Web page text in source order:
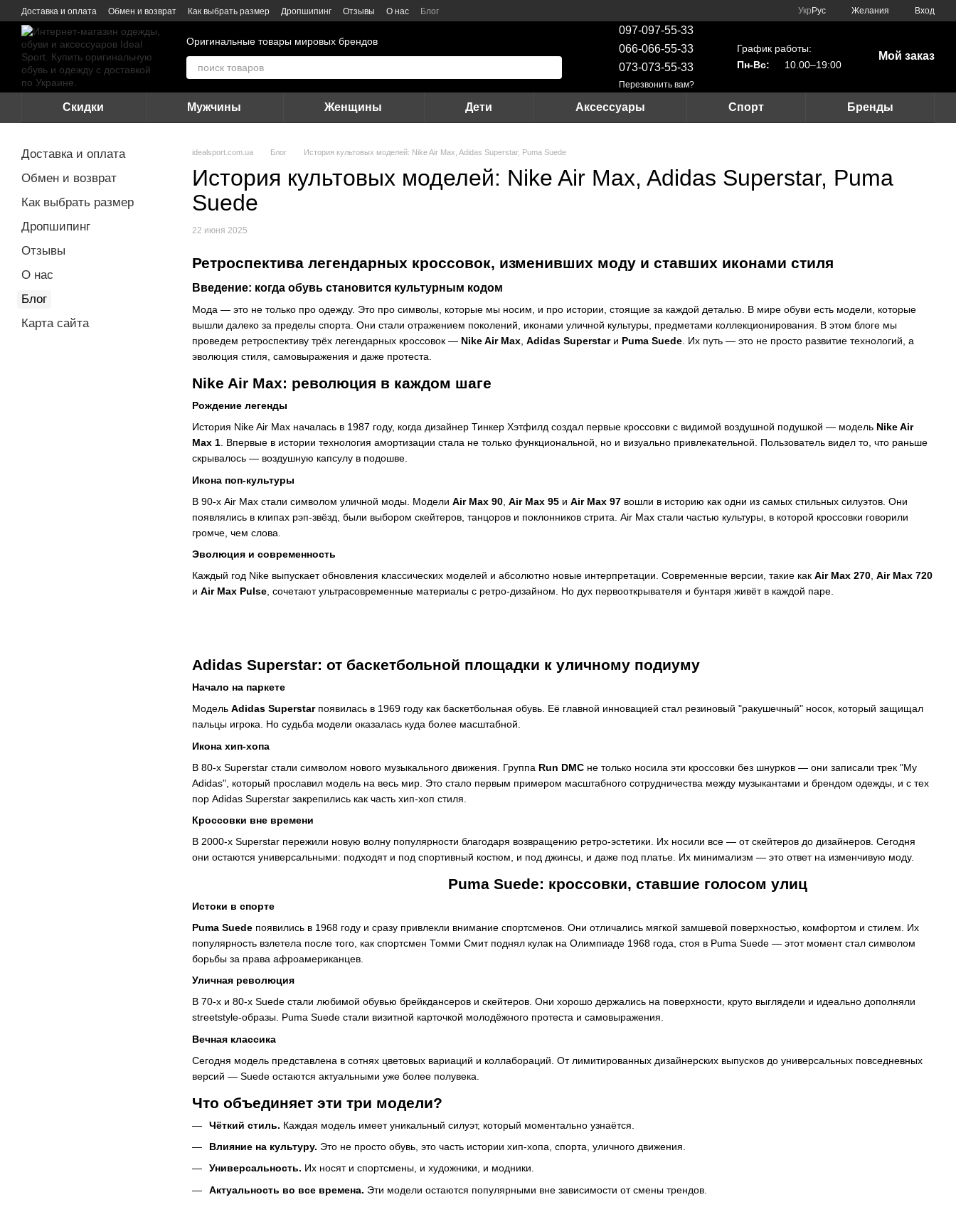
Перейти к основному контенту
Доставка и оплата Обмен и возврат Как выбрать размер Дропшипинг Отзывы О нас Блог Укр Рус Желания Вход
Оригинальные товары мировых брендов
097-097-55-33
066-066-55-33
073-073-55-33
Перезвонить вам?
График работы:
Пн-Вс:
10.00–19:00
Мой заказ
Скидки Мужчины Женщины Дети Аксессуары Спорт Бренды
idealsport.com.ua Блог История культовых моделей: Nike Air Max, Adidas Superstar, Puma Suede
История культовых моделей: Nike Air Max, Adidas Superstar, Puma
Suede
22 июня 2025
Ретроспектива легендарных кроссовок, изменивших моду и ставших иконами стиля
Введение: когда обувь становится культурным кодом
Мода — это не только про одежду. Это про символы, которые мы носим, и про истории, стоящие за каждой деталью. В мире обуви есть модели, которые
вышли далеко за пределы спорта. Они стали отражением поколений, иконами уличной культуры, предметами коллекционирования. В этом блоге мы
проведем ретроспективу трёх легендарных кроссовок — Nike Air Max, Adidas Superstarи Puma Suede. Их путь — это не просто развитие технологий, а
эволюция стиля, самовыражения и даже протеста.
Nike Air Max: революция в каждом шаге
Рождение легенды
История Nike Air Max началась в 1987 году, когда дизайнер Тинкер Хэтфилд создал первые кроссовки с видимой воздушной подушкой — модель Nike Air
Max 1. Впервые в истории технология амортизации стала не только функциональной, но и визуально привлекательной. Пользователь видел то, что раньше
скрывалось — воздушную капсулу в подошве.
Икона поп-культуры
В 90-х Air Max стали символом уличной моды. Модели Air Max 90 Air Max 95 и Air Max 97 вошли в историю как одни из самых стильных силуэтов. Они
появлялись в клипах рэп-звёзд, были выбором скейтеров, танцоров и поклонников стрита. Air Max стали частью культуры, в которой кроссовки говорили
громче, чем слова.
Эволюция и современность
Каждый год Nike выпускает обновления классических моделей и абсолютно новые интерпретации. Современные версии, такие как Air Max 270 Air Max 720
и Air Max Pulse , сочетают ультрасовременные материалы с ретро-дизайном. Но дух первооткрывателя и бунтаря живёт в каждой паре.
Adidas Superstar: от баскетбольной площадки к уличному подиуму
Начало на паркете
Модель Adidas Superstarпоявилась в 1969 году как баскетбольная обувь. Её главной инновацией стал резиновый "ракушечный" носок, который защищал
пальцы игрока. Но судьба модели оказалась куда более масштабной.
Икона хип-хопа
В 80-х Superstar стали символом нового музыкального движения. Группа Run DMC не только носила эти кроссовки без шнурков — они записали трек "My
Adidas", который прославил модель на весь мир. Это стало первым примером масштабного сотрудничества между музыкантами и брендом одежды, и с тех
пор Adidas Superstar закрепились как часть хип-хоп стиля.
Кроссовки вне времени
В 2000-х Superstar пережили новую волну популярности благодаря возвращению ретро-эстетики. Их носили все — от скейтеров до дизайнеров. Сегодня
они остаются универсальными: подходят и под спортивный костюм, и под джинсы, и даже под платье. Их минимализм — это ответ на изменчивую моду.
Puma Suede: кроссовки, ставшие голосом улиц
Истоки в спорте
Puma Suede появились в 1968 году и сразу привлекли внимание спортсменов. Они отличались мягкой замшевой поверхностью, комфортом и стилем. Их
популярность взлетела после того, как спортсмен Томми Смит поднял кулак на Олимпиаде 1968 года, стоя в Puma Suede — этот момент стал символом
борьбы за права афроамериканцев.
Уличная революция
В 70-х и 80-х Suede стали любимой обувью брейкдансеров и скейтеров. Они хорошо держались на поверхности, круто выглядели и идеально дополняли
streetstyle-образы. Puma Suede стали визитной карточкой молодёжного протеста и самовыражения.
Вечная классика
Сегодня модель представлена в сотнях цветовых вариаций и коллабораций. От лимитированных дизайнерских выпусков до универсальных повседневных
версий — Suede остаются актуальными уже более полувека.
Что объединяет эти три модели?
Чёткий стиль. Каждая модель имеет уникальный силуэт, который моментально узнаётся.
Влияние на культуру. Это не просто обувь, это часть истории хип-хопа, спорта, уличного движения.
Универсальность. Их носят и спортсмены, и художники, и модники.
Актуальность во все времена. Эти модели остаются популярными вне зависимости от смены трендов.
Доставка и оплата
Обмен и возврат
Как выбрать размер
Дропшипинг
Отзывы
О нас
Блог
Карта сайта